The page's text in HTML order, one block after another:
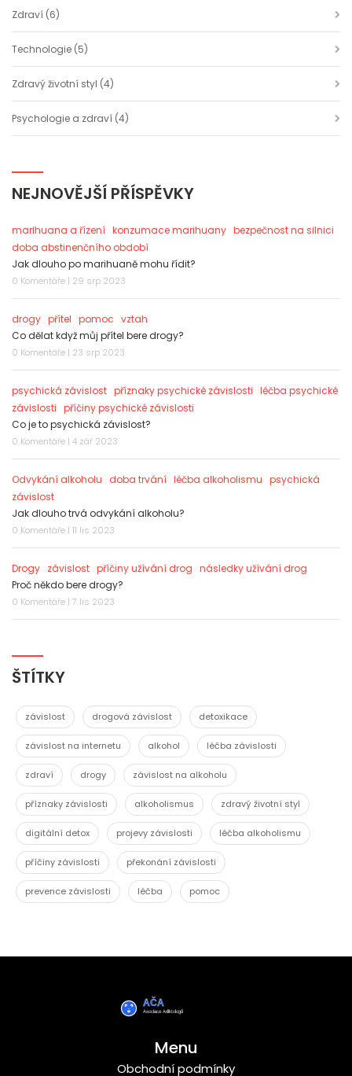
Zdraví (6)
Technologie (5)
Zdravý životní styl (4)
Psychologie a zdraví (4)
NEJNOVĚJŠÍ PŘÍSPĚVKY
marihuana a řízení konzumace marihuany bezpečnost na silnici
doba abstinenčního období
Jak dlouho po marihuaně mohu řídit?
0 Komentáře | 29 srp 2023
drogy přítel pomoc vztah
Co dělat když můj přítel bere drogy?
0 Komentáře | 23 srp 2023
psychická závislost příznaky psychické závislosti léčba psychické
závislosti příčiny psychické závislosti
Co je to psychická závislost?
0 Komentáře | 4 zář 2023
Odvykání alkoholu doba trvání léčba alkoholismu psychická
závislost
Jak dlouho trvá odvykání alkoholu?
0 Komentáře | 11 lis 2023
Drogy závislost příčiny užívání drog následky užívání drog
Proč někdo bere drogy?
0 Komentáře | 7 lis 2023
ŠTÍTKY
závislost drogová závislost detoxikace
závislost na internetu alkohol léčba závislosti
zdraví drogy závislost na alkoholu
příznaky závislosti alkoholismus zdravý životní styl
digitální detox projevy závislosti léčba alkoholismu
příčiny závislosti překonání závislosti
prevence závislosti léčba pomoc
Menu
Obchodní podmínky